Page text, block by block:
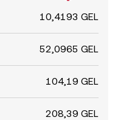
10,4193 GEL
52,0965 GEL
104,19 GEL
208,39 GEL